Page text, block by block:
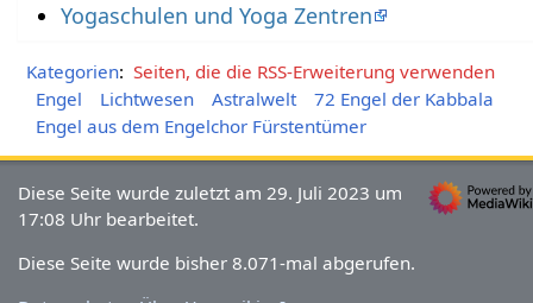
Yogaschulen und Yoga Zentren
Kategorien: Seiten, die die RSS-Erweiterung verwenden
Engel
Lichtwesen Astralwelt
72 Engel der Kabbala
Engel aus dem Engelchor Fürstentümer
Diese Seite wurde zuletzt am 29. Juli 2023 um
17:08 Uhr bearbeitet.
Diese Seite wurde bisher 8.071-mal abgerufen.